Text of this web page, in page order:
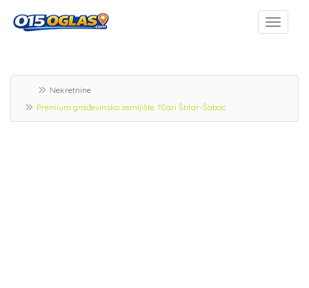
Nekretnine
Premium građevinsko zemljište 70ari Štitar-Šabac